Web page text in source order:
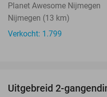
Planet Awesome Nijmegen
Nijmegen (13 km)
Verkocht: 1.799
Uitgebreid 2-